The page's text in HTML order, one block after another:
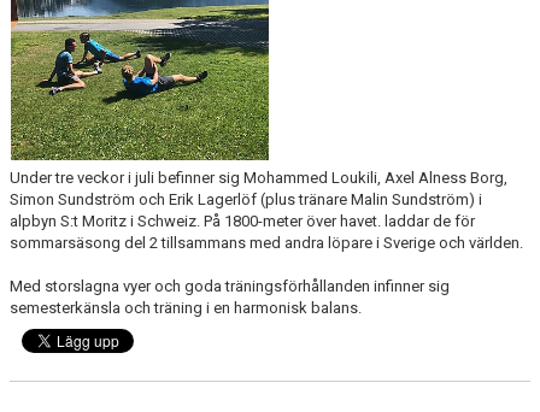
Under tre veckor i juli befinner sig Mohammed Loukili, Axel Alness Borg,
Simon Sundström och Erik Lagerlöf (plus tränare Malin Sundström) i
alpbyn S:t Moritz i Schweiz. På 1800-meter över havet. laddar de för
sommarsäsong del 2 tillsammans med andra löpare i Sverige och världen.
Med storslagna vyer och goda träningsförhållanden infinner sig
semesterkänsla och träning i en harmonisk balans.